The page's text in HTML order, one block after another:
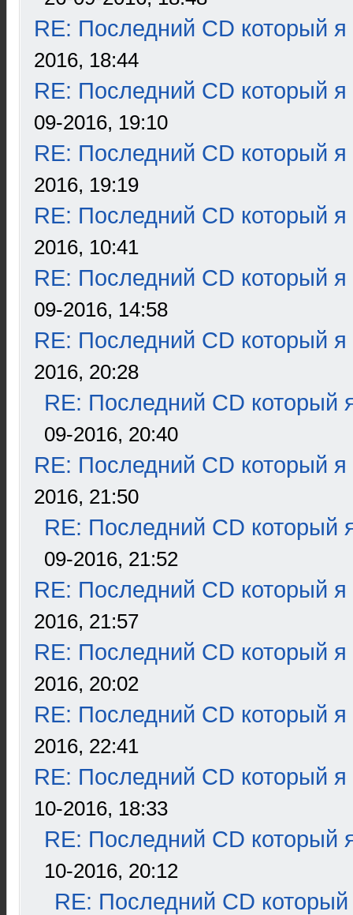
RE: Последний CD который я
2016, 18:44
RE: Последний CD который я
09-2016, 19:10
RE: Последний CD который я
2016, 19:19
RE: Последний CD который я
2016, 10:41
RE: Последний CD который я
09-2016, 14:58
RE: Последний CD который я
2016, 20:28
RE: Последний CD который
09-2016, 20:40
RE: Последний CD который я
2016, 21:50
RE: Последний CD который
09-2016, 21:52
RE: Последний CD который я
2016, 21:57
RE: Последний CD который я
2016, 20:02
RE: Последний CD который я
2016, 22:41
RE: Последний CD который я
10-2016, 18:33
RE: Последний CD который
10-2016, 20:12
RE: Последний CD который